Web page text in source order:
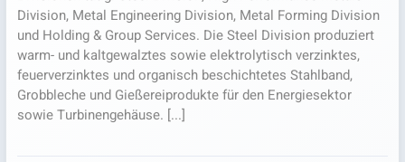
Division, Metal Engineering Division, Metal Forming Division
und Holding & Group Services. Die Steel Division produziert
warm- und kaltgewalztes sowie elektrolytisch verzinktes,
feuerverzinktes und organisch beschichtetes Stahlband,
Grobbleche und Gießereiprodukte für den Energiesektor
sowie Turbinengehäuse. [...]